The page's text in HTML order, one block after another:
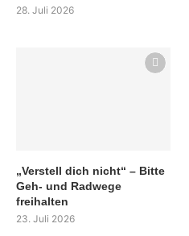
28. Juli 2026
„Verstell dich nicht“ – Bitte
Geh- und Radwege
freihalten
23. Juli 2026